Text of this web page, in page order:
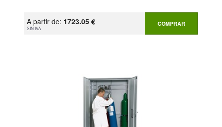
A partir de: 1723.05 €
SIN IVA
COMPRAR